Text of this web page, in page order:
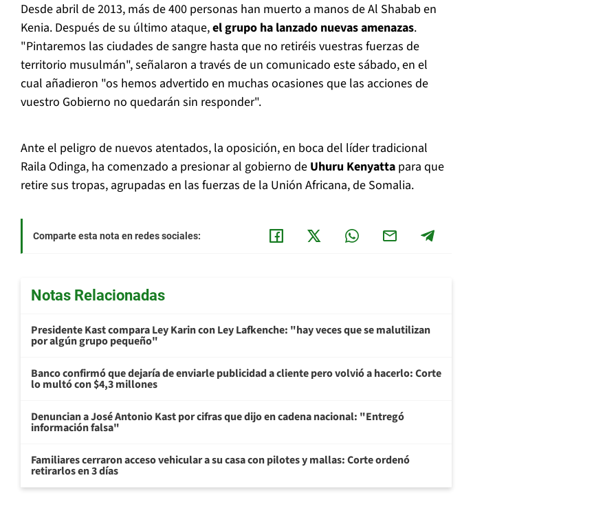
Desde abril de 2013, más de 400 personas han muerto a manos de Al Shabab en
Kenia. Después de su último ataque,el grupo ha lanzado nuevas amenazas.
"Pintaremos las ciudades de sangre hasta que no retiréis vuestras fuerzas de
territorio musulmán", señalaron a través de un comunicado este sábado, en el
cual añadieron "os hemos advertido en muchas ocasiones que las acciones de
vuestro Gobierno no quedarán sin responder".
Ante el peligro de nuevos atentados, la oposición, en boca del líder tradicional
Raila Odinga, ha comenzado a presionar al gobierno de Uhuru Kenyatta para que
retire sus tropas, agrupadas en las fuerzas de la Unión Africana, de Somalia.
Comparte esta nota en redes sociales:
Notas Relacionadas
Presidente Kast compara Ley Karin con Ley Lafkenche: "hay veces que se malutilizan
por algún grupo pequeño"
Banco confirmó que dejaría de enviarle publicidad a cliente pero volvió a hacerlo: Corte
lo multó con $4,3 millones
Denuncian a José Antonio Kast por cifras que dijo en cadena nacional: "Entregó
información falsa"
Familiares cerraron acceso vehicular a su casa con pilotes y mallas: Corte ordenó
retirarlos en 3 días